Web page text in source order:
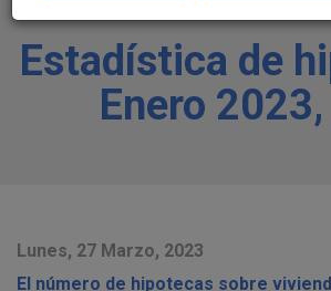
Estadística de
Enero 2023,
Lunes, 27 Marzo, 2023
El número de hipotecas sobre